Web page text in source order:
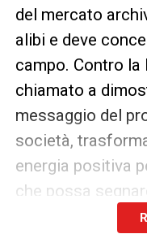
del mercato
alibi e deve
campo. Contro
chiamato a
messaggio del
società,
energia positiva
che possa